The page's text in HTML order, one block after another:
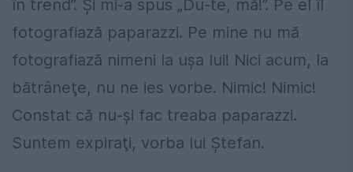
în trend”. Şi mi-a spus „Du-te, mă!”. Pe el îl
fotografiază paparazzi. Pe mine nu mă
fotografiază nimeni la uşa lui! Nici acum, la
bătrâneţe, nu ne ies vorbe. Nimic! Nimic!
Constat că nu-şi fac treaba paparazzi.
Suntem expiraţi, vorba lui Ştefan.